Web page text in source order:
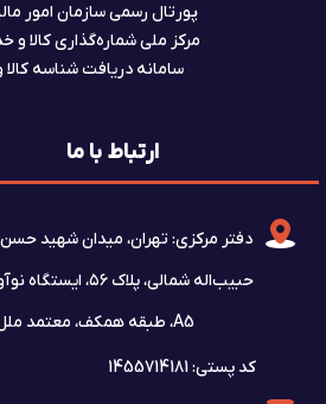
ارتباط با ما
دفتر مرکزی: تهران، میدان شهید
حبیب‌اله شمالی، پلاک
A5، طبقه همکف، معتمد ملل شریف
کد پستی: 1455714181
پورتال رسمی سازمان امور
مرکز ملی شماره‌گذاری کالا و
سامانه دریافت شناسه